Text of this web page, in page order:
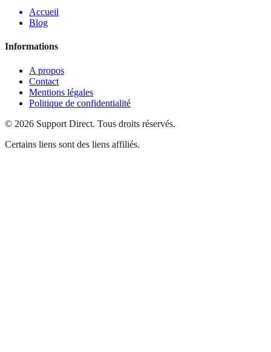
Accueil
Blog
Informations
A propos
Contact
Mentions légales
Politique de confidentialité
© 2026 Support Direct. Tous droits réservés.
Certains liens sont des liens affiliés.